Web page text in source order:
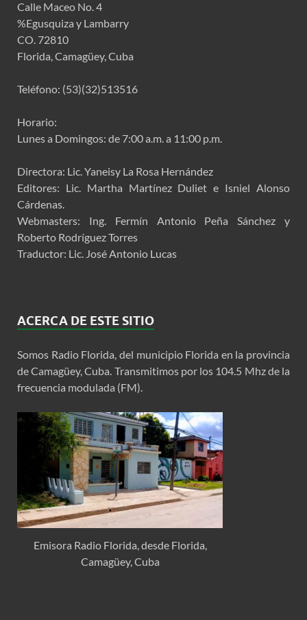
Calle Maceo No. 4
%Egusquiza y Lambarry
CO. 72810
Florida, Camagüey, Cuba
Teléfono: (53)(32)513516
Horario:
Lunes a Domingos: de 7:00 a.m. a 11:00 p.m.
Directora: Lic. Yaneisy La Rosa Hernández
Editores: Lic. Martha Martínez Duliet e Isniel Alonso
Cárdenas.
Webmasters: Ing. Fermín Antonio Peña Sánchez y
Roberto Rodríguez Torres
Traductor: Lic. José Antonio Lucas
ACERCA DE ESTE SITIO
Somos Radio Florida, del municipio Florida en la provincia
de Camagüey, Cuba. Transmitimos por los 104.5 Mhz de la
frecuencia modulada (FM).
Emisora Radio Florida, desde Florida,
Camagüey, Cuba